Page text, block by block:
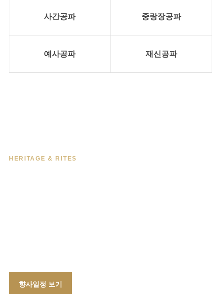
사간공파 중랑장공파
예사공파 재신공파
HERITAGE & RITES
향사일정 보기